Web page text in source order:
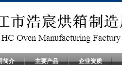
简介 主要产品 企业资质